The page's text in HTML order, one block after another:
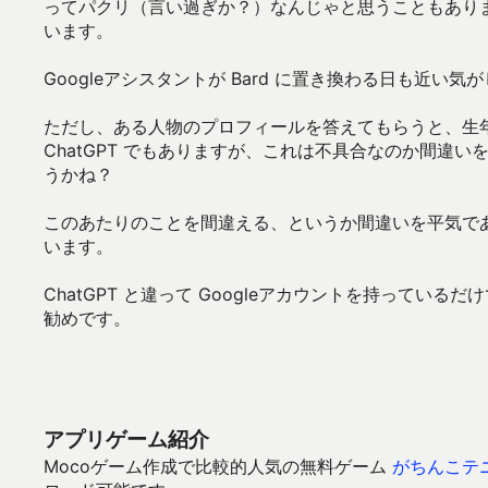
ってパクリ（言い過ぎか？）なんじゃと思うこともあ
います。
Googleアシスタントが Bard に置き換わる日も近い気
ただし、ある人物のプロフィールを答えてもらうと、
ChatGPT でもありますが、これは不具合なのか間違い
うかね？
このあたりのことを間違える、というか間違いを平気
います。
ChatGPT と違って Googleアカウントを持っているだ
勧めです。
アプリゲーム紹介
Mocoゲーム作成で比較的人気の無料ゲーム がちんこテ